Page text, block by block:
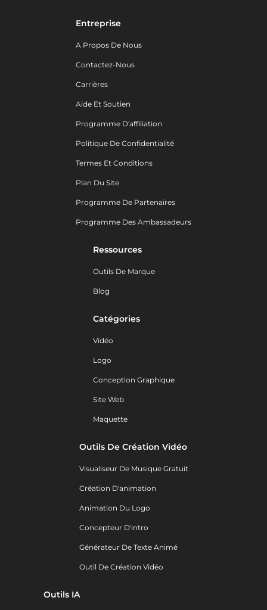
Entreprise
A Propos De Nous
Contactez-Nous
Carrières
Aide Et Soutien
Programme D'affiliation
Politique De Confidentialité
Termes Et Conditions
Plan Du Site
Programme De Partenaires
Programme Des Ambassadeurs
Ressources
Outils De Marque
Blog
Catégories
Vidéo
Logo
Conception Graphique
Site Web
Maquette
Outils De Création Vidéo
Visualiseur De Musique Gratuit
Création D'animation
Animation Du Logo
Concepteur D'intro
Générateur De Texte Animé
Outil De Création Vidéo
Outils IA